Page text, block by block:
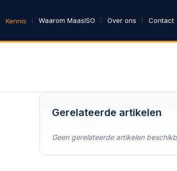
Kennis Waarom MaasISO Over ons Contact
Gerelateerde artikelen
Geen gerelateerde artikelen